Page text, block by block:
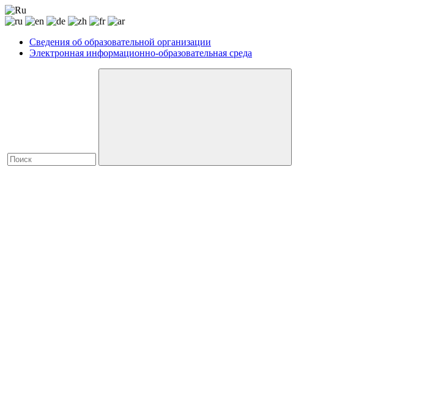
Сведения об образовательной организации
Электронная информационно-образовательная среда